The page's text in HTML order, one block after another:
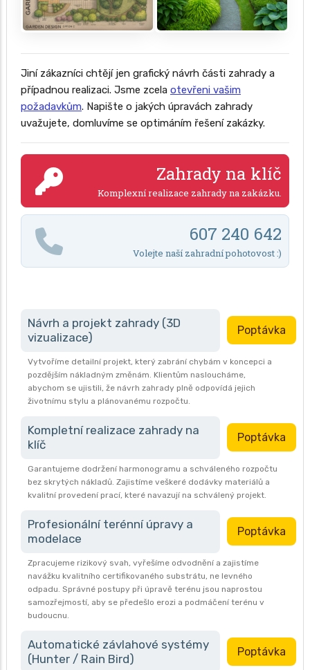
Jiní zákazníci chtějí jen grafický návrh části zahrady a
případnou realizaci. Jsme zcela otevřeni vašim
požadavkům. Napište o jakých úpravách zahrady
uvažujete, domluvíme se optimáním řešení zakázky.
Zahrady na klíč
Komplexní realizace zahrady na zakázku.
607 240 642
Volejte naší zahradní pohotovost :)
Návrh a projekt zahrady (3D
vizualizace)
Poptávka
Vytvoříme detailní projekt, který zabrání chybám v koncepci a
pozdějším nákladným změnám. Klientům nasloucháme,
abychom se ujistili, že návrh zahrady plně odpovídá jejich
životnímu stylu a plánovanému rozpočtu.
Kompletní realizace zahrady na
klíč
Poptávka
Garantujeme dodržení harmonogramu a schváleného rozpočtu
bez skrytých nákladů. Zajistíme veškeré dodávky materiálů a
kvalitní provedení prací, které navazují na schválený projekt.
Profesionální terénní úpravy a
modelace
Poptávka
Zpracujeme rizikový svah, vyřešíme odvodnění a zajistíme
navážku kvalitního certifikovaného substrátu, ne levného
odpadu. Správné postupy při úpravě terénu jsou naprostou
samozřejmostí, aby se předešlo erozi a podmáčení terénu v
budoucnu.
Automatické závlahové systémy
(Hunter / Rain Bird)
Poptávka